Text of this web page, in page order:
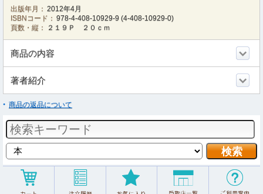
出版年月： 2012年4月
ISBNコード： 978-4-408-10929-9 (4-408-10929-0)
頁数・縦：
２１９Ｐ ２０ｃｍ
商品の内容
著者紹介
商品の返品について